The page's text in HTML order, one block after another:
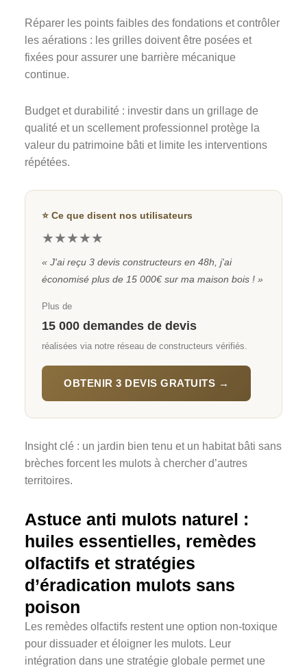
Réparer les points faibles des fondations et contrôler
les aérations : les grilles doivent être posées et
fixées pour assurer une barrière mécanique
continue.
Budget et durabilité : investir dans un grillage de
qualité et un scellement professionnel protège la
valeur du patrimoine bâti et limite les interventions
répétées.
⭐ Ce que disent nos utilisateurs
★★★★★
« J'ai reçu 3 devis constructeurs en 48h, j'ai
économisé plus de 15 000€ sur ma maison bois ! »
Plus de
15 000 demandes de devis
réalisées via notre réseau de constructeurs vérifiés.
OBTENIR 3 DEVIS GRATUITS →
Insight clé : un jardin bien tenu et un habitat bâti sans
brèches forcent les mulots à chercher d’autres
territoires.
Astuce anti mulots naturel :
huiles essentielles, remèdes
olfactifs et stratégies
d’éradication mulots sans
poison
Les remèdes olfactifs restent une option non-toxique
pour dissuader et éloigner les mulots. Leur
intégration dans une stratégie globale permet une